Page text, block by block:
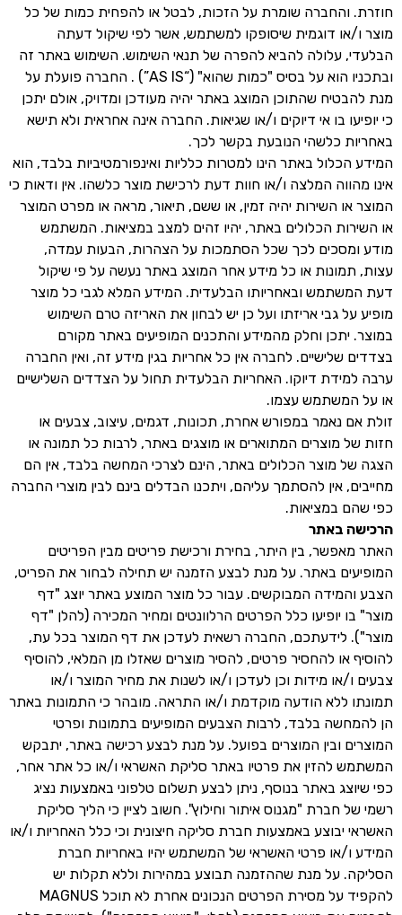
חוזרת. והחברה שומרת על הזכות, לבטל או להפחית כמות של כל
מוצר ו/או דוגמית שיסופקו למשתמש, אשר לפי שיקול דעתה
הבלעדי, עלולה להביא להפרה של תנאי השימוש. השימוש באתר זה
ובתכניו הוא על בסיס "כמות שהוא" (“AS IS”) . החברה פועלת על
מנת להבטיח שהתוכן המוצג באתר יהיה מעודכן ומדויק, אולם יתכן
כי יופיעו בו אי דיוקים ו/או שגיאות. החברה אינה אחראית ולא תישא
באחריות כלשהי הנובעת בקשר לכך.
המידע הכלול באתר הינו למטרות כלליות ואינפורמטיביות בלבד, הוא
אינו מהווה המלצה ו/או חוות דעת לרכישת מוצר כלשהו. אין ודאות כי
המוצר או השירות יהיה זמין, או ששם, תיאור, מראה או מפרט המוצר
או השירות הכלולים באתר, יהיו זהים למצב במציאות. המשתמש
מודע ומסכים לכך שכל הסתמכות על הצהרות, הבעות עמדה,
עצות, תמונות או כל מידע אחר המוצג באתר נעשה על פי שיקול
דעת המשתמש ובאחריותו הבלעדית. המידע המלא לגבי כל מוצר
מופיע על גבי אריזתו ועל כן יש לבחון את האריזה טרם השימוש
במוצר. יתכן וחלק מהמידע והתכנים המופיעים באתר מקורם
בצדדים שלישיים. לחברה אין כל אחריות בגין מידע זה, ואין החברה
ערבה למידת דיוקו. האחריות הבלעדית תחול על הצדדים השלישיים
או על המשתמש עצמו.
זולת אם נאמר במפורש אחרת, תכונות, דגמים, עיצוב, צבעים או
חזות של מוצרים המתוארים או מוצגים באתר, לרבות כל תמונה או
הצגה של מוצר הכלולים באתר, הינם לצרכי המחשה בלבד, אין הם
מחייבים, אין להסתמך עליהם, ויתכנו הבדלים בינם לבין מוצרי החברה
כפי שהם במציאות.
הרכישה באתר
האתר מאפשר, בין היתר, בחירת ורכישת פריטים מבין הפריטים
המופיעים באתר. על מנת לבצע הזמנה יש תחילה לבחור את הפריט,
הצבע והמידה המבוקשים. עבור כל מוצר המוצע באתר יוצג "דף
מוצר" בו יופיעו כלל הפרטים הרלוונטים ומחיר המכירה (להלן "דף
מוצר"). לידעתכם, החברה רשאית לעדכן את דף המוצר בכל עת,
להוסיף או להחסיר פרטים, להסיר מוצרים שאזלו מן המלאי, להוסיף
צבעים ו/או מידות וכן לעדכן ו/או לשנות את מחיר המוצר ו/או
תמונתו ללא הודעה מוקדמת ו/או התראה. מובהר כי התמונות באתר
הן להמחשה בלבד, לרבות הצבעים המופיעים בתמונות ופרטי
המוצרים ובין המוצרים בפועל. על מנת לבצע רכישה באתר, יתבקש
המשתמש להזין את פרטיו באתר סליקת האשראי ו/או כל אתר אחר,
כפי שיוצג באתר בנוסף, ניתן לבצע תשלום טלפוני באמצעות נציג
רשמי של חברת "מגנוס איתור וחילוץ". חשוב לציין כי הליך סליקת
האשראי יבוצע באמצעות חברת סליקה חיצונית וכי כלל האחריות ו/או
המידע ו/או פרטי האשראי של המשתמש יהיו באחריות חברת
הסליקה. על מנת שההזמנה תבוצע במהירות וללא תקלות יש
להקפיד על מסירת הפרטים הנכונים אחרת לא תוכל MAGNUS